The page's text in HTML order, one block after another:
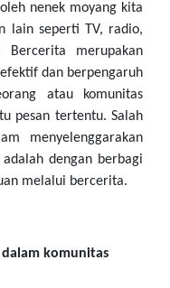
nenek moyang kita
lain seperti TV, radio,
merupakan
dan berpengaruh
atau komunitas
pesan tertentu. Salah
menyelenggarakan
dengan berbagi
melalui bercerita.
komunitas